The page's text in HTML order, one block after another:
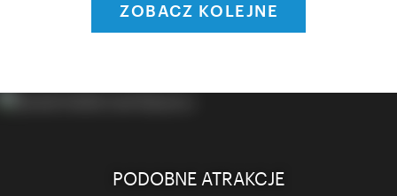
ZOBACZ KOLEJNE
PODOBNE ATRAKCJE